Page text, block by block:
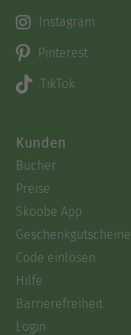
Instagram
Pinterest
TikTok
Kunden
Bücher
Preise
Skoobe App
Geschenkgutscheine
Code einlösen
Hilfe
Barrierefreiheit
Login